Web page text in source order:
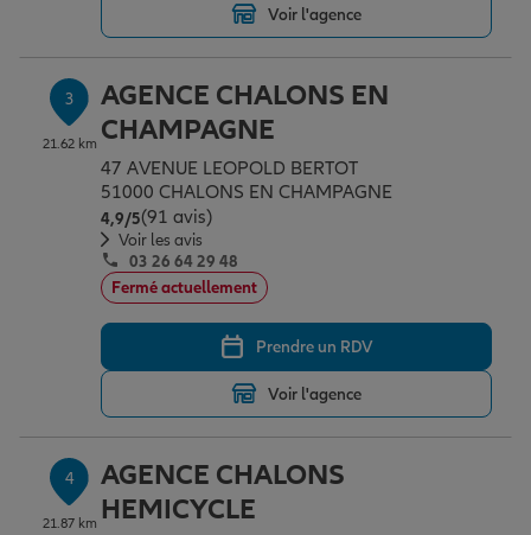
Garantie des accidents de la vie
Assurance scolaire
Protection juridique
Retraite
Tous nos devis d'assurance
Voir l'agence
3
21.62 km
AGENCE CHALONS EN
CHAMPAGNE
47 AVENUE LEOPOLD BERTOT
51000 CHALONS EN CHAMPAGNE
4,9/5Note de 4.9 sur 5
(91 avis)
Voir les avis
03 26 64 29 48
Fermé actuellement
Prendre un RDV
Voir l'agence
4
21.87 km
AGENCE CHALONS
HEMICYCLE